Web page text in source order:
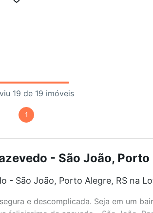
19 de 19 imóveis
1
- São João,
- São João, Porto Alegre, RS na
e descomplicada. Seja em um